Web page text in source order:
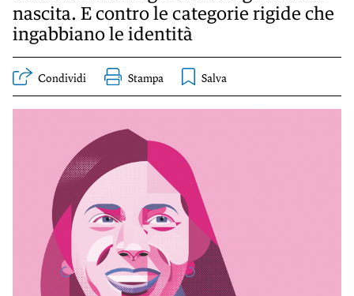
Esci
FESTIVAL
nascita. E contro le categorie rigide che
ingabbiano le identità
Condividi Stampa